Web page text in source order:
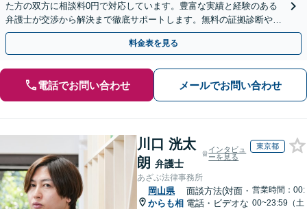
た方の双方に相談料0円で対応しています。豊富な実績と経験のある
弁護士が交渉から解決まで徹底サポートします。無料の証拠診断や着
手金の返還保証もありますので安心してご相談ください。
料金表を見る
電話でお問い合わせ メールでお問い合わせ
川口 洸太
朗 弁護士
インタビュ
ーを見る
東京都
あざぶ法律事務所
岡山県
からも相
面談方法(対面・
電話・ビデオな
営業時間：00:
00~23:59（土